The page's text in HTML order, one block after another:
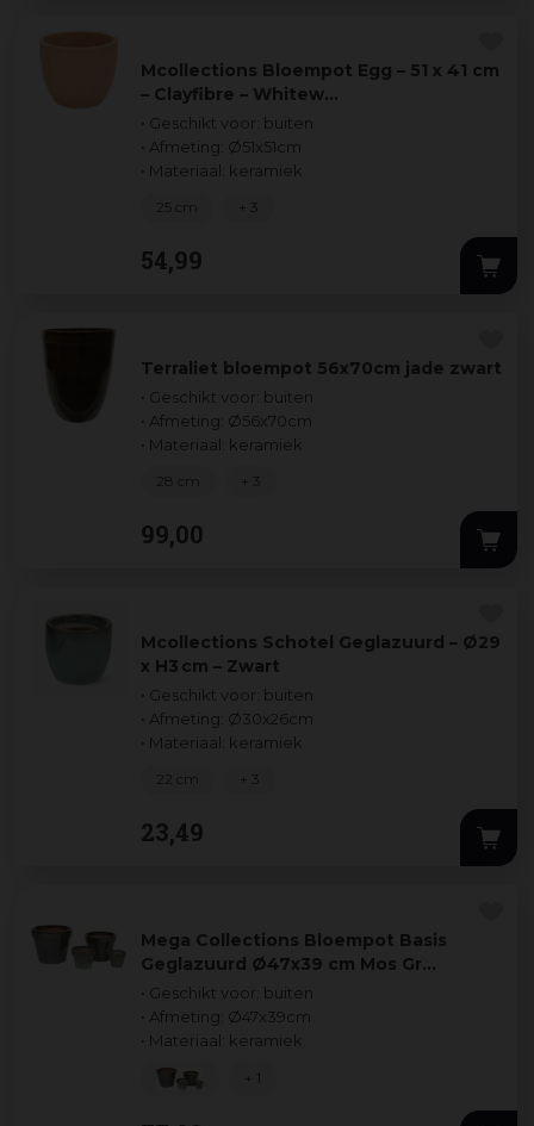
Mcollections Bloempot Egg – 51 x 41 cm
– Clayfibre – Whitew…
• Geschikt voor: buiten
• Afmeting: Ø51x51cm
• Materiaal: keramiek
54,99
25 cm + 3
Terraliet bloempot 56x70cm jade zwart
• Geschikt voor: buiten
• Afmeting: Ø56x70cm
• Materiaal: keramiek
99,00
28 cm + 3
Mcollections Schotel Geglazuurd – Ø29
x H3 cm – Zwart
• Geschikt voor: buiten
• Afmeting: Ø30x26cm
• Materiaal: keramiek
23,49
22 cm + 3
Mega Collections Bloempot Basis
Geglazuurd Ø47x39 cm Mos Gr…
• Geschikt voor: buiten
• Afmeting: Ø47x39cm
• Materiaal: keramiek
+ 1